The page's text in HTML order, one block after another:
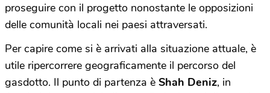
proseguire con il progetto nonostante le opposizioni
delle comunità locali nei paesi attraversati.
Per capire come si è arrivati alla situazione attuale, è
utile ripercorrere geograficamente il percorso del
gasdotto. Il punto di partenza è Shah Deniz, in